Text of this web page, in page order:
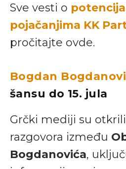
Sve vesti o
pojačanjima KK
pročitajte ovde.
Bogdan
šansu do 15. jula
Grčki mediji su
razgovora između
Bogdanovića,